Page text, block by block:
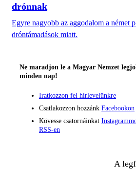
drónnak
Egyre nagyobb az aggodalom a német
dróntámadások miatt.
Ne maradjon le a Magyar Nemzet
minden nap!
Iratkozzon fel hírlevelünkre
Csatlakozzon hozzánk Facebookon
Kövesse csatornáinkat
RSS-en
A